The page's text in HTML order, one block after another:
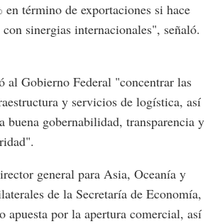
en término de exportaciones si hace
sinergias internacionales", señaló.
al Gobierno Federal "concentrar las
y servicios de logística, así
buena gobernabilidad, transparencia y
general para Asia, Oceanía y
de la Secretaría de Economía,
apuesta por la apertura comercial, así